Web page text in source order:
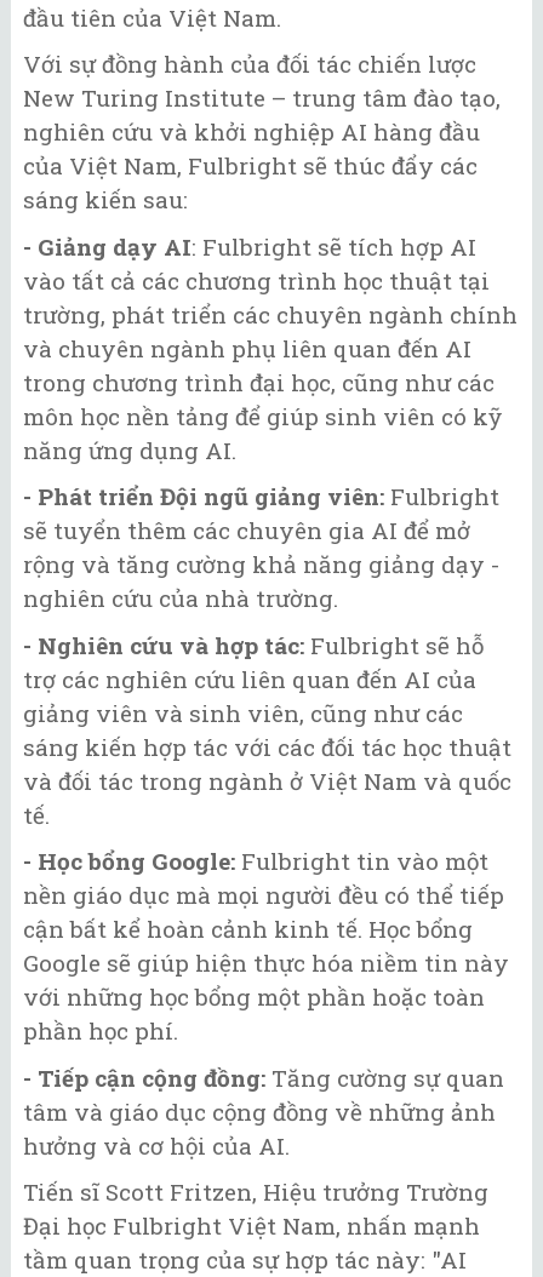
đầu tiên của Việt Nam.
Với sự đồng hành của đối tác chiến lược
New Turing Institute – trung tâm đào tạo,
nghiên cứu và khởi nghiệp AI hàng đầu
của Việt Nam, Fulbright sẽ thúc đẩy các
sáng kiến sau:
- Giảng dạy AI: Fulbright sẽ tích hợp AI
vào tất cả các chương trình học thuật tại
trường, phát triển các chuyên ngành chính
và chuyên ngành phụ liên quan đến AI
trong chương trình đại học, cũng như các
môn học nền tảng để giúp sinh viên có kỹ
năng ứng dụng AI.
- Phát triển Đội ngũ giảng viên: Fulbright
sẽ tuyển thêm các chuyên gia AI để mở
rộng và tăng cường khả năng giảng dạy -
nghiên cứu của nhà trường.
- Nghiên cứu và hợp tác: Fulbright sẽ hỗ
trợ các nghiên cứu liên quan đến AI của
giảng viên và sinh viên, cũng như các
sáng kiến hợp tác với các đối tác học thuật
và đối tác trong ngành ở Việt Nam và quốc
tế.
- Học bổng Google: Fulbright tin vào một
nền giáo dục mà mọi người đều có thể tiếp
cận bất kể hoàn cảnh kinh tế. Học bổng
Google sẽ giúp hiện thực hóa niềm tin này
với những học bổng một phần hoặc toàn
phần học phí.
- Tiếp cận cộng đồng: Tăng cường sự quan
tâm và giáo dục cộng đồng về những ảnh
hưởng và cơ hội của AI.
Tiến sĩ Scott Fritzen, Hiệu trưởng Trường
Đại học Fulbright Việt Nam, nhấn mạnh
tầm quan trọng của sự hợp tác này: "AI